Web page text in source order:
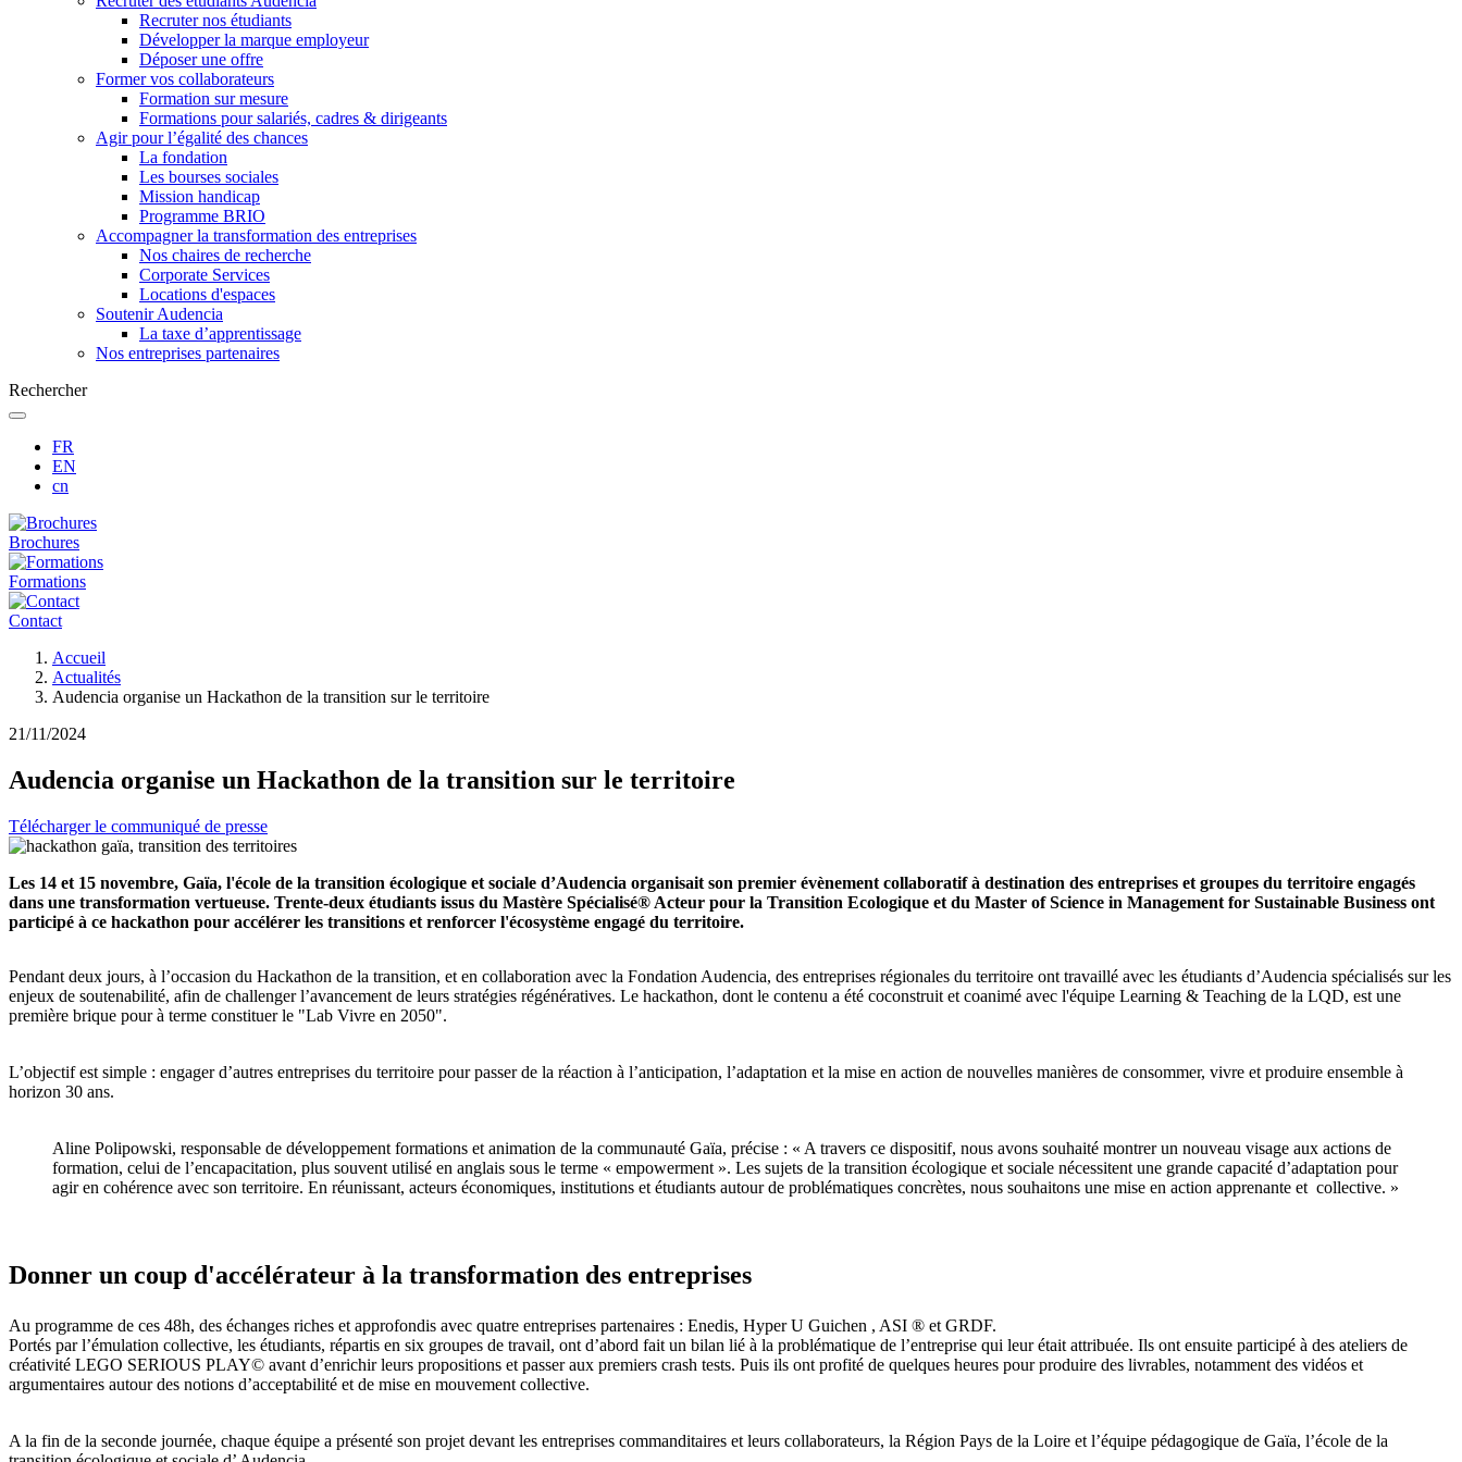
Recruter nos étudiants
Développer la marque employeur
Déposer une offre
Former vos collaborateurs
Formation sur mesure
Formations pour salariés, cadres & dirigeants
Agir pour l’égalité des chances
La fondation
Les bourses sociales
Mission handicap
Programme BRIO
Accompagner la transformation des entreprises
Nos chaires de recherche
Corporate Services
Locations d'espaces
Soutenir Audencia
La taxe d’apprentissage
Nos entreprises partenaires
Rechercher
FR
EN
cn
Brochures
Formations
Contact
d'Ariane
Accueil
Actualités
Audencia organise un Hackathon de la transition sur le territoire
21/11/2024
Audencia organise un Hackathon de la transition sur le territoire
Télécharger le communiqué de presse
Les 14 et 15 novembre, Gaïa, l'école de la transition écologique et sociale d’Audencia organisait son premier évènement collaboratif à destination des entreprises et groupes du territoire engagés
dans une transformation vertueuse. Trente-deux étudiants issus du Mastère Spécialisé® Acteur pour la Transition Ecologique et du Master of Science in Management for Sustainable Business ont
participé à ce hackathon pour accélérer les transitions et renforcer l'écosystème engagé du territoire.
Pendant deux jours, à l’occasion du Hackathon de la transition, et en collaboration avec la Fondation Audencia, des entreprises régionales du territoire ont travaillé avec les étudiants d’Audencia spécialisés sur les
enjeux de soutenabilité, afin de challenger l’avancement de leurs stratégies régénératives. Le hackathon, dont le contenu a été coconstruit et coanimé avec l'équipe Learning & Teaching de la LQD, est une
première brique pour à terme constituer le "Lab Vivre en 2050".
L’objectif est simple : engager d’autres entreprises du territoire pour passer de la réaction à l’anticipation, l’adaptation et la mise en action de nouvelles manières de consommer, vivre et produire ensemble à
horizon 30 ans.
Aline Polipowski, responsable de développement formations et animation de la communauté Gaïa, précise : « A travers ce dispositif, nous avons souhaité montrer un nouveau visage aux actions de
formation, celui de l’encapacitation, plus souvent utilisé en anglais sous le terme « empowerment ». Les sujets de la transition écologique et sociale nécessitent une grande capacité d’adaptation pour
agir en cohérence avec son territoire. En réunissant, acteurs économiques, institutions et étudiants autour de problématiques concrètes, nous souhaitons une mise en action apprenante et collective. »
Donner un coup d'accélérateur à la transformation des entreprises
Au programme de ces 48h, des échanges riches et approfondis avec quatre entreprises partenaires : Enedis, Hyper U Guichen , ASI ® et GRDF.
Portés par l’émulation collective, les étudiants, répartis en six groupes de travail, ont d’abord fait un bilan lié à la problématique de l’entreprise qui leur était attribuée. Ils ont ensuite participé à des ateliers de
créativité LEGO SERIOUS PLAY© avant d’enrichir leurs propositions et passer aux premiers crash tests. Puis ils ont profité de quelques heures pour produire des livrables, notamment des vidéos et
argumentaires autour des notions d’acceptabilité et de mise en mouvement collective.
A la fin de la seconde journée, chaque équipe a présenté son projet devant les entreprises commanditaires et leurs collaborateurs, la Région Pays de la Loire et l’équipe pédagogique de Gaïa, l’école de la